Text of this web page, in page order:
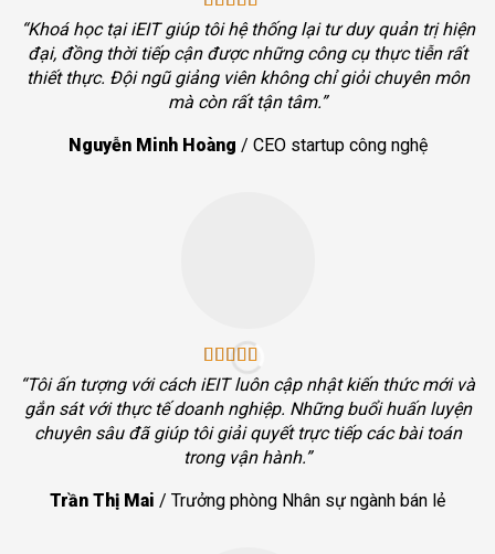
“Khoá học tại iEIT giúp tôi hệ thống lại tư duy quản trị hiện
đại, đồng thời tiếp cận được những công cụ thực tiễn rất
thiết thực. Đội ngũ giảng viên không chỉ giỏi chuyên môn
mà còn rất tận tâm.”
Nguyễn Minh Hoàng / CEO startup công nghệ
“Tôi ấn tượng với cách iEIT luôn cập nhật kiến thức mới và
gắn sát với thực tế doanh nghiệp. Những buổi huấn luyện
chuyên sâu đã giúp tôi giải quyết trực tiếp các bài toán
trong vận hành.”
Trần Thị Mai / Trưởng phòng Nhân sự ngành bán lẻ